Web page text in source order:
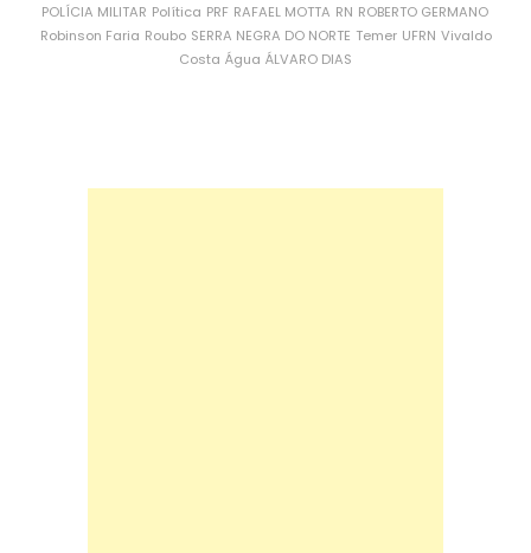
POLÍCIA MILITAR Política PRF RAFAEL MOTTA RN ROBERTO GERMANO
Robinson Faria Roubo SERRA NEGRA DO NORTE Temer UFRN Vivaldo
Costa Água ÁLVARO DIAS